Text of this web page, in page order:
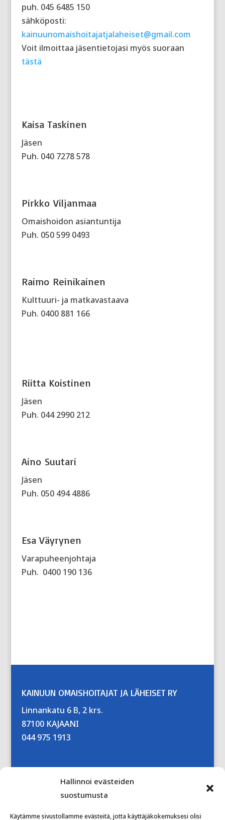
Hallinnoi evästeiden
suostumusta
Käytämme sivustollamme evästeitä, jotta käyttäjäkokemuksesi olisi
puh. 045 6485 150
sähköposti:
kainuunomaishoitajatjalaheiset@gmail.com
Voit ilmoittaa jäsentietojasi myös suoraan
tästä
Kaisa Taskinen
Jäsen
Puh. 040 7278 578
Pirkko Viljanmaa
Omaishoidon asiantuntija
Puh. 050 599 0493
Raimo Reinikainen
Kulttuuri- ja matkavastaava
Puh. 0400 881 166
Riitta Koistinen
Jäsen
Puh. 044 2990 212
Aino Suutari
Jäsen
Puh. 050 494 4886
Esa Väyrynen
Varapuheenjohtaja
Puh. 0400 190 136
KAINUUN OMAISHOITAJAT JA LÄHEISET RY
Linnankatu 6 B, 2 krs.
87100 KAJAANI
044 975 1913